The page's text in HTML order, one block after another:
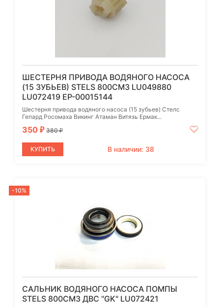
ШЕСТЕРНЯ ПРИВОДА ВОДЯНОГО НАСОСА
(15 ЗУБЬЕВ) STELS 800СМ3 LU049880
LU072419 EP-00015144
Шестерня привода водяного насоса (15 зубьев) Стелс
Гепард Росомаха Викинг Атаман Витязь Ермак...
350 ₽ 380₽
КУПИТЬ В наличии: 38
-10%
САЛЬНИК ВОДЯНОГО НАСОСА ПОМПЫ
STELS 800СМ3 ДВС "GK" LU072421